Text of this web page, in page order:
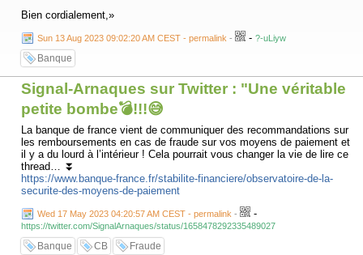
Bien cordialement,»
Sun 13 Aug 2023 09:02:20 AM CEST - permalink - - ?-uLiyw
Banque
Signal-Arnaques sur Twitter : "Une véritable
petite bombe💣!!!😅
La banque de france vient de communiquer des recommandations sur
les remboursements en cas de fraude sur vos moyens de paiement et
il y a du lourd à l’intérieur ! Cela pourrait vous changer la vie de lire ce
thread… ⏬
https://www.banque-france.fr/stabilite-financiere/observatoire-de-la-
securite-des-moyens-de-paiement
Wed 17 May 2023 04:20:57 AM CEST - permalink - -
https://twitter.com/SignalArnaques/status/1658478292335489027
Banque CB Fraude